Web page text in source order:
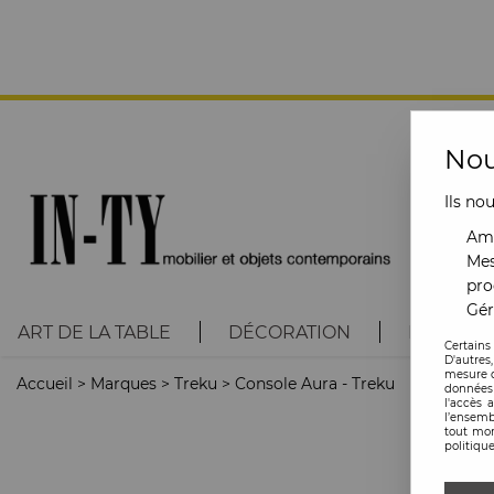
ART DE LA TABLE DÉCORATION
Accueil > Marques > Treku > Console Aura - Treku
Ils
mesure
l'accès
tout